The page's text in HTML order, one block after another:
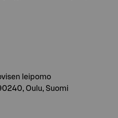
leipomo
Oulu, Suomi